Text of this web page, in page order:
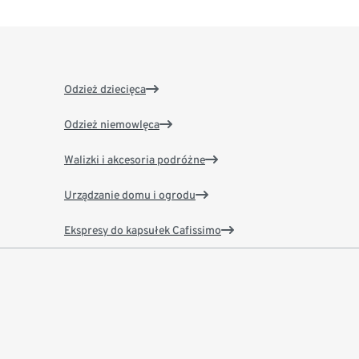
Odzież dziecięca
Odzież niemowlęca
Walizki i akcesoria podróżne
Urządzanie domu i ogrodu
Ekspresy do kapsułek Cafissimo